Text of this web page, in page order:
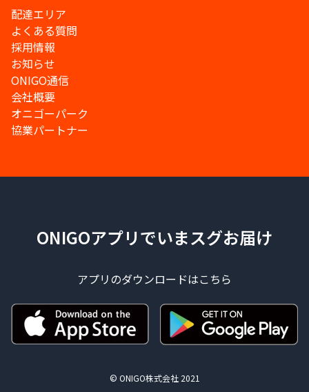
配達エリア
よくある質問
採用情報
お知らせ
ONIGO通信
会社概要
オニゴーパーク
協業パートナー
ONIGOアプリでいまスグお届け
アプリのダウンロードはこちら
© ONIGO株式会社 2021